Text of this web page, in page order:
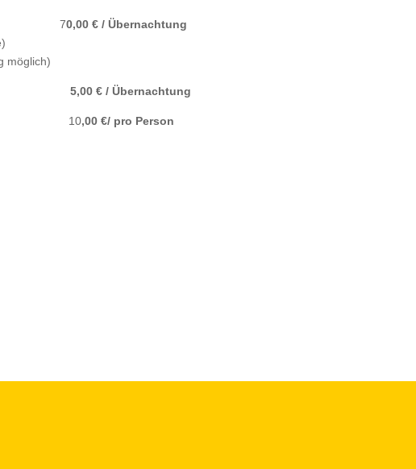
70,00 € / Übernachtung
möglich)
5,00 € / Übernachtung
10,00 €/ pro Person